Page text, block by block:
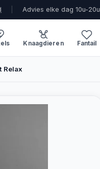
Advies elke dag 10u-20u
Knaagdieren Fantail
Relax